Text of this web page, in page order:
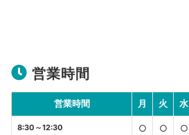
営業時間
営業時間 月 火 水
8:30～12:30 ○ ○ ○